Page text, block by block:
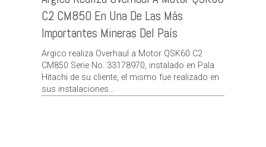
C2 CM850 En Una De Las Más
Importantes Mineras Del País
Argico realiza Overhaul a Motor QSK60 C2
CM850 Serie No. 33178970, instalado en Pala
Hitachi de su cliente, el mismo fue realizado en
sus instalaciones…